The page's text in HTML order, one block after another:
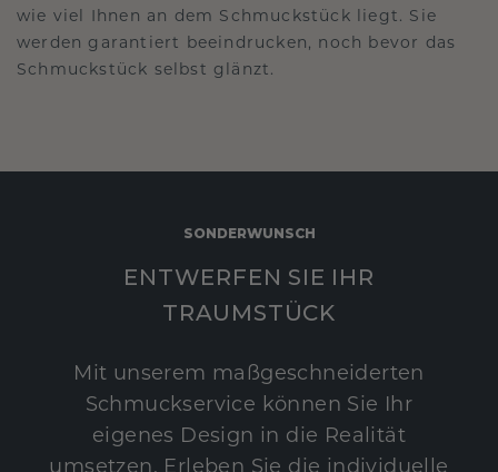
wie viel Ihnen an dem Schmuckstück liegt. Sie
werden garantiert beeindrucken, noch bevor das
Schmuckstück selbst glänzt.
SONDERWUNSCH
ENTWERFEN SIE IHR
TRAUMSTÜCK
Mit unserem maßgeschneiderten
Schmuckservice können Sie Ihr
eigenes Design in die Realität
umsetzen. Erleben Sie die individuelle